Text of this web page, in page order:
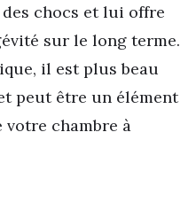
chocs et lui offre
sur le long terme.
il est plus beau
peut être un élément
votre chambre à